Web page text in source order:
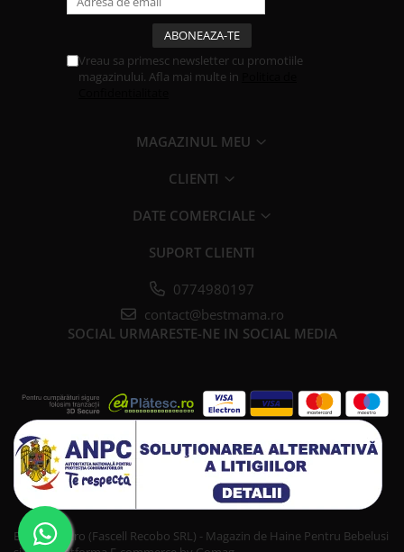
Vreau sa primesc newsletter cu promotiile
magazinului. Afla mai multe in
MAGAZINUL MEU
CLIENTI
DATE COMERCIALE
SUPORT CLIENTI
0774980197
contact@bestmama.ro
SOCIAL URMARESTE-NE IN SOCIAL MEDIA
Bestmama.ro (Fascell Recobo SRL) - Magazin de Haine Pentru Bebelusi